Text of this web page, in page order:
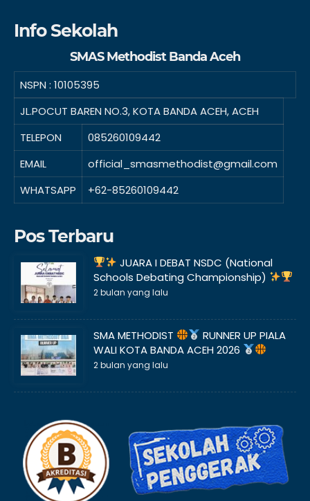
Info Sekolah
SMAS Methodist Banda Aceh
NSPN : 10105395
JL.POCUT BAREN NO.3, KOTA BANDA ACEH, ACEH
TELEPON
085260109442
EMAIL
official_smasmethodist@gmail.com
WHATSAPP
+62-85260109442
Pos Terbaru
JUARA I DEBAT NSDC (National
Schools Debating Championship)
2 bulan yang lalu
SMA METHODIST
RUNNER UP PIALA
WALI KOTA BANDA ACEH 2026
2 bulan yang lalu